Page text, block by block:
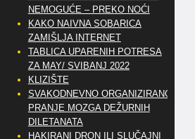
NEMOGUĆE – PREKO NOĆI
KAKO NAIVNA SOBARICA
ZAMIŠLJA INTERNET
TABLICA UPARENIH POTRESA
ZA MAY/ SVIBANJ 2022
KLIZIŠTE
SVAKODNEVNO ORGANIZIRANO
PRANJE MOZGA DEŽURNIH
DILETANATA
HAKIRANI DRON ILI SLUČAJNI